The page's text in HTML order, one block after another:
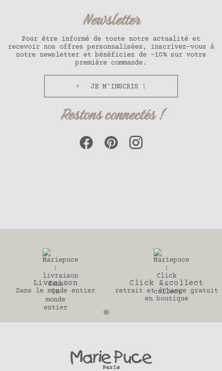
Newsletter
Pour être informé de toute notre actualité et
recevoir nos offres personnalisées, inscrivez-vous à
notre newsletter et bénéficiez de -10% sur votre
première commande.
JE M'INSCRIS !
Restons connectés !
Click & collect
retrait et échange gratuit
en boutique
30 jours
Pour changer d’avis